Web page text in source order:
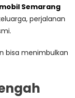
Semarang
perjalanan
bisa menimbulkan